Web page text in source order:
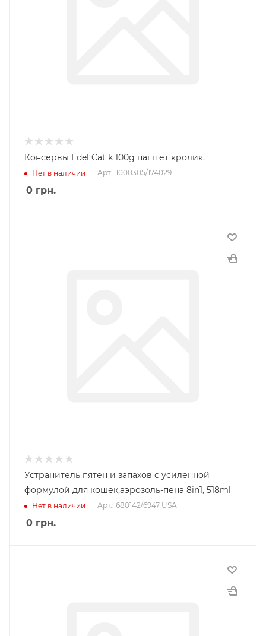
Консервы Edel Cat k 100g паштет кролик.
Нет в наличии Арт.: 1000305/174029
0 грн.
Устранитель пятен и запахов с усиленной
формулой для кошек,аэрозоль-пена 8in1, 518ml
Нет в наличии Арт.: 680142/6947 USA
0 грн.